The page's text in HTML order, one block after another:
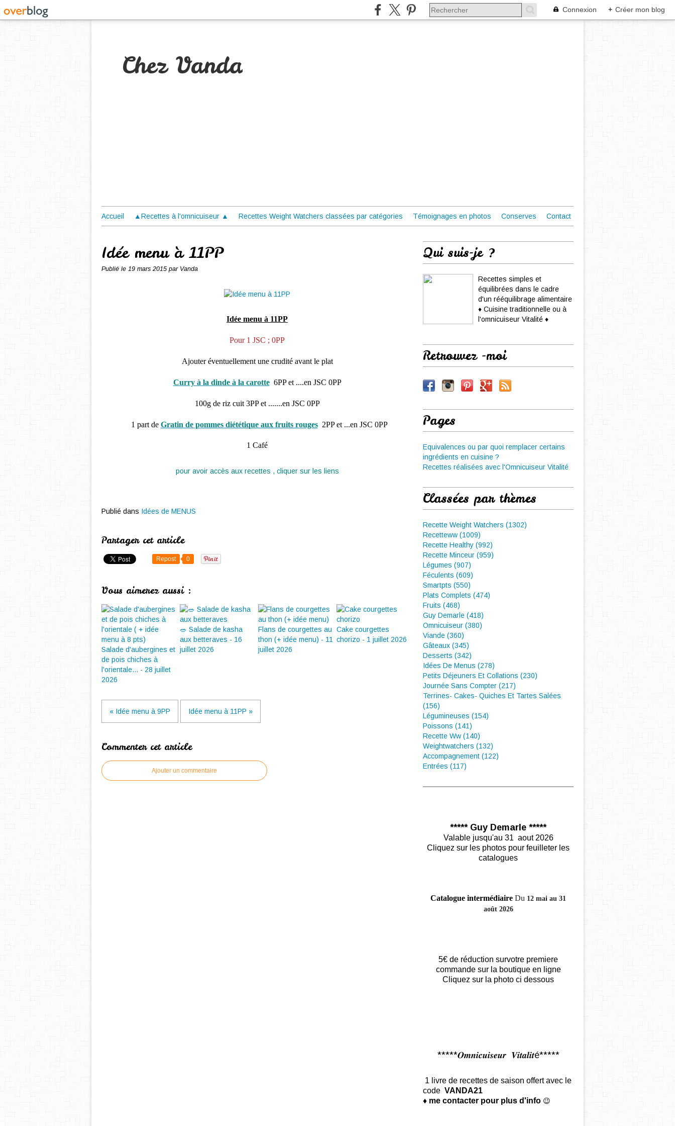
Connexion + Créer mon blog
Chez Vanda
Accueil ▲Recettes à l'omnicuiseur ▲ Recettes Weight Watchers classées par catégories Témoignages en photos Conserves Contact
Idée menu à 11PP
Publié le 19 mars 2015 par Vanda
Idée menu à 11PP
Pour 1 JSC ; 0PP
Ajouter éventuellement une crudité avant le plat
Curry à la dinde à la carotte6PP et ....en JSC 0PP
100g de riz cuit 3PP et .......en JSC 0PP
1 part de Gratin de pommes diététique aux fruits rouges2PP et ...en JSC 0PP
1 Café
pour avoir accès aux recettes , cliquer sur les liens
Publié dans Idées de MENUS
Partager cet article
Repost 0
Vous aimerez aussi :
Salade d'aubergines et
de pois chiches à
l'orientale... - 28 juillet
2026
🥗 Salade de kasha
aux betteraves - 16
juillet 2026
Flans de courgettes au
thon (+ idée menu) - 11
juillet 2026
Cake courgettes
chorizo - 1 juillet 2026
« Idée menu à 9PP Idée menu à 11PP »
Commenter cet article
Ajouter un commentaire
Qui suis-je ?
Recettes simples et
équilibrées dans le cadre
d'un rééquilibrage alimentaire
♦ Cuisine traditionnelle ou à
l'omnicuiseur Vitalité ♦
Retrouvez -moi
Pages
Equivalences ou par quoi remplacer certains
ingrédients en cuisine ?
Recettes réalisées avec l'Omnicuiseur Vitalité
Classées par thèmes
Recette Weight Watchers (1302)
Recetteww (1009)
Recette Healthy (992)
Recette Minceur (959)
Légumes (907)
Féculents (609)
Smartpts (550)
Plats Complets (474)
Fruits (468)
Guy Demarle (418)
Omnicuiseur (380)
Viande (360)
Gâteaux (345)
Desserts (342)
Idées De Menus (278)
Petits Déjeuners Et Collations (230)
Journée Sans Compter (217)
Terrines- Cakes- Quiches Et Tartes Salées
(156)
Légumineuses (154)
Poissons (141)
Recette Ww (140)
Weightwatchers (132)
Accompagnement (122)
Entrées (117)
***** Guy Demarle *****
Valable jusqu'au 31 aout 2026
Cliquez sur les photos pour feuilleter les
catalogues
Catalogue intermédiaire Du 12 mai au 31
août 2026
5€ de réduction survotre premiere
commande sur la boutique en ligne
Cliquez sur la photo ci dessous
*****𝑶𝒎𝒏𝒊𝒄𝒖𝒊𝒔𝒆𝒖𝒓 𝑽𝒊𝒕𝒂𝒍𝒊𝒕é*****
1 livre de recettes de saison offertavec le
code VANDA21
♦ me contacter pour plus d'info 😉